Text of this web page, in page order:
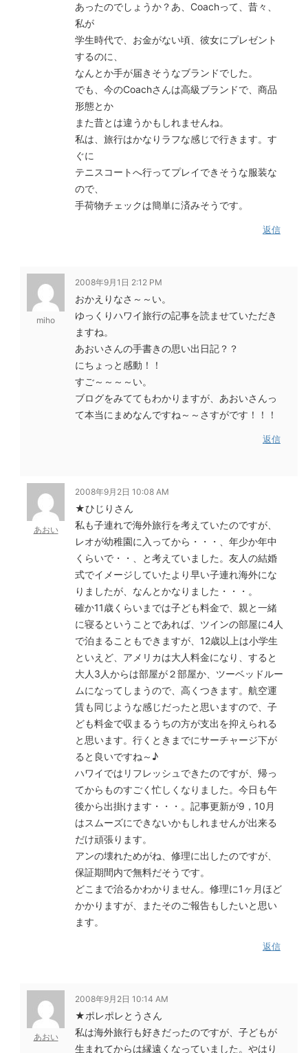
あったのでしょうか？あ、Coachって、昔々、
私が
学生時代で、お金がない頃、彼女にプレゼント
するのに、
なんとか手が届きそうなブランドでした。
でも、今のCoachさんは高級ブランドで、商品
形態とか
また昔とは違うかもしれませんね。
私は、旅行はかなりラフな感じで行きます。す
ぐに
テニスコートへ行ってプレイできそうな服装な
ので、
手荷物チェックは簡単に済みそうです。
返信
miho
2008年9月1日 2:12 PM
おかえりなさ～～い。
ゆっくりハワイ旅行の記事を読ませていただき
ますね。
あおいさんの手書きの思い出日記？？
にちょっと感動！！
すご～～～～い。
ブログをみててもわかりますが、あおいさんっ
て本当にまめなんですね～～さすがです！！！
返信
あおい
2008年9月2日 10:08 AM
★ひじりさん
私も子連れで海外旅行を考えていたのですが、
レオが幼稚園に入ってから・・・、年少か年中
くらいで・・、と考えていました。友人の結婚
式でイメージしていたより早い子連れ海外にな
りましたが、なんとかなりました・・・。
確か11歳くらいまでは子ども料金で、親と一緒
に寝るということであれば、ツインの部屋に4人
で泊まることもできますが、12歳以上は小学生
といえど、アメリカは大人料金になり、すると
大人3人からは部屋が２部屋か、ツーベッドルー
ムになってしまうので、高くつきます。航空運
賃も同じような感じだったと思いますので、子
ども料金で収まるうちの方が支出を抑えられる
と思います。行くときまでにサーチャージ下が
ると良いですね～♪
ハワイではリフレッシュできたのですが、帰っ
てからものすごく忙しくなりました。今日も午
後から出掛けます・・・。記事更新が9，10月
はスムーズにできないかもしれませんが出来る
だけ頑張ります。
アンの壊れためがね、修理に出したのですが、
保証期間内で無料だそうです。
どこまで治るかわかりません。修理に1ヶ月ほど
かかりますが、またそのご報告もしたいと思い
ます。
返信
あおい
2008年9月2日 10:14 AM
★ポレポレとうさん
私は海外旅行も好きだったのですが、子どもが
生まれてからは縁遠くなっていました。やはり